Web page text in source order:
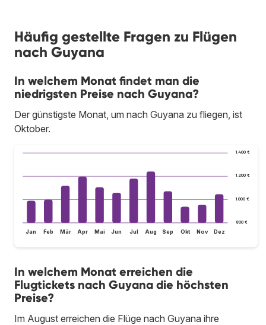
Häufig gestellte Fragen zu Flügen
nach Guyana
In welchem Monat findet man die
niedrigsten Preise nach Guyana?
Der günstigste Monat, um nach Guyana zu fliegen, ist
Oktober.
800 €
1.000 €
1.200 €
1.400 €
Jan Feb Mär Apr Mai Jun Jul Aug Sep Okt Nov Dez
In welchem Monat erreichen die
Flugtickets nach Guyana die höchsten
Preise?
Im August erreichen die Flüge nach Guyana ihre